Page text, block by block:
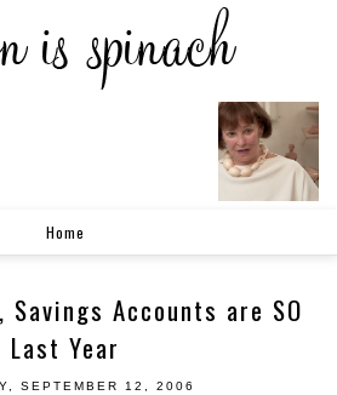
Home
Savings Accounts are SO
Last Year
SEPTEMBER 12, 2006